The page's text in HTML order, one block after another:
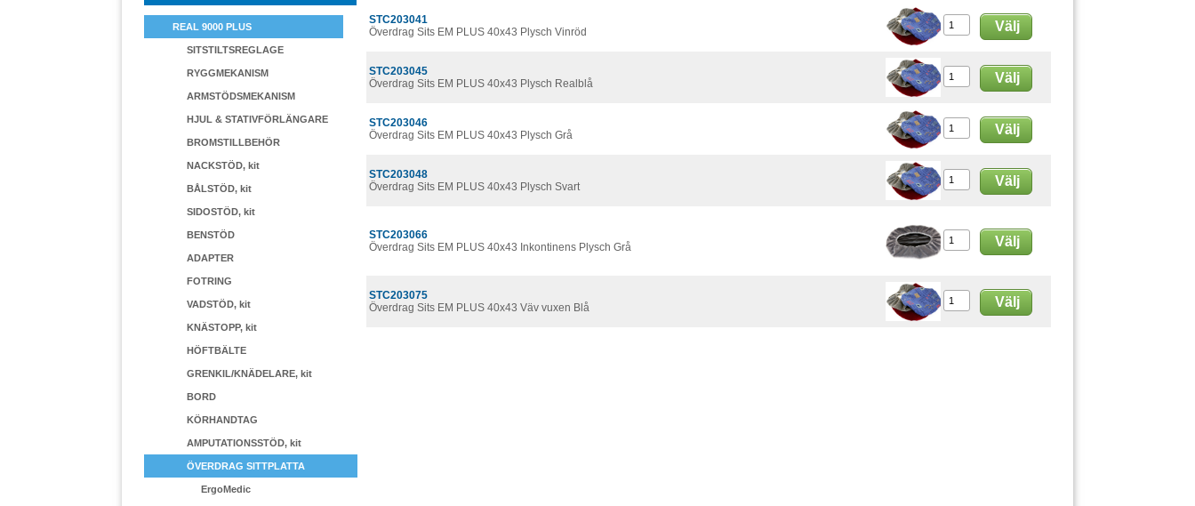
REAL 9000 PLUS
SITSTILTSREGLAGE
RYGGMEKANISM
ARMSTÖDSMEKANISM
HJUL & STATIVFÖRLÄNGARE
BROMSTILLBEHÖR
NACKSTÖD, kit
BÅLSTÖD, kit
SIDOSTÖD, kit
BENSTÖD
ADAPTER
FOTRING
VADSTÖD, kit
KNÄSTOPP, kit
HÖFTBÄLTE
GRENKIL/KNÄDELARE, kit
BORD
KÖRHANDTAG
AMPUTATIONSSTÖD, kit
ÖVERDRAG SITTPLATTA
ErgoMedic
STC203041
Överdrag Sits EM PLUS 40x43 Plysch Vinröd
Välj
STC203045
Överdrag Sits EM PLUS 40x43 Plysch Realblå
Välj
STC203046
Överdrag Sits EM PLUS 40x43 Plysch Grå
Välj
STC203048
Överdrag Sits EM PLUS 40x43 Plysch Svart
Välj
STC203066
Överdrag Sits EM PLUS 40x43 Inkontinens Plysch Grå
Välj
STC203075
Överdrag Sits EM PLUS 40x43 Väv vuxen Blå
Välj